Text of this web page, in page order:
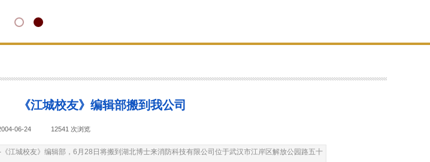
《江城校友》编辑部搬到我公司
06-24 12541 次浏览
江城校友》编辑部，6月28日将搬到湖北博士来消防科技有限公司位于武汉市江岸区解放公园路五十